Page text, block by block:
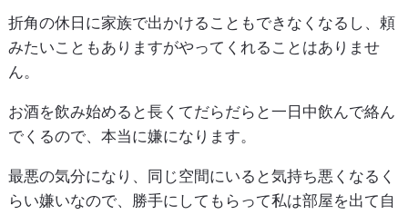
折角の休日に家族で出かけることもできなくなるし、頼
みたいこともありますがやってくれることはありませ
ん。
お酒を飲み始めると長くてだらだらと一日中飲んで絡ん
でくるので、本当に嫌になります。
最悪の気分になり、同じ空間にいると気持ち悪くなるく
らい嫌いなので、勝手にしてもらって私は部屋を出て自